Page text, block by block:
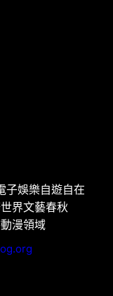
子娛樂自遊自在
界文藝春秋
動漫領域